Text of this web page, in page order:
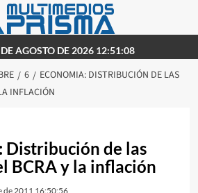
AGOSTO DE 2026 12:51:08
6
ECONOMIA: DISTRIBUCIÓN DE LAS
INFLACIÓN
Distribución de las
BCRA y la inflación
de 2011 16:50:56